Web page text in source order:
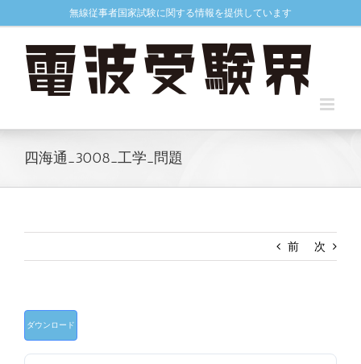
to
無線従事者国家試験に関する情報を提供しています
四海通_3008_工学_問題
前 次
ダウンロード